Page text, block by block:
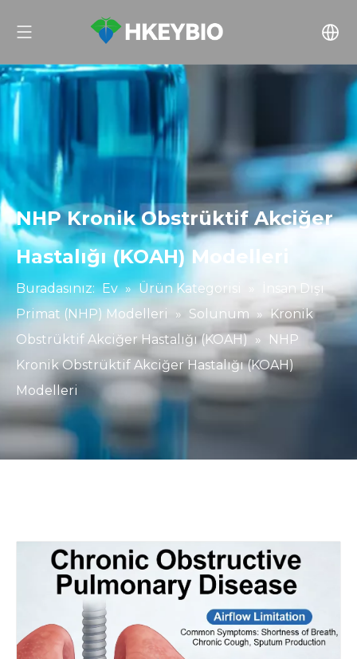
NHP Kronik Obstrüktif Akciğer
Hastalığı (KOAH) Modelleri
Buradasınız: Ev » Ürün Kategorisi
İnsan Dışı
Primat (NHP) Modelleri
» Solunum »
Kronik
Obstrüktif Akciğer Hastalığı (KOAH) »
NHP
Kronik Obstrüktif Akciğer Hastalığı (KOAH)
Modelleri